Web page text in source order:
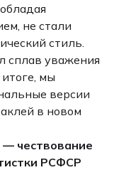
не стали
стиль.
сплав уважения
мы
версии
в новом
чествование
РСФСР